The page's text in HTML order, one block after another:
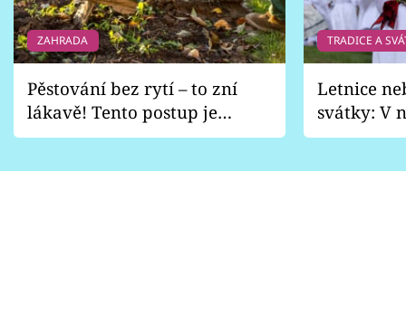
ZAHRADA
Pěstování bez rytí – to zní
lákavě! Tento postup je
vhodný jen pro některé
TRADICE A
Letnice
svátky: V
pondělí